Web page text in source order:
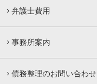
弁護士費用
事務所案内
債務整理のお問い合わせ